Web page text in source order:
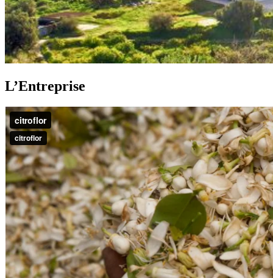
L’Entreprise